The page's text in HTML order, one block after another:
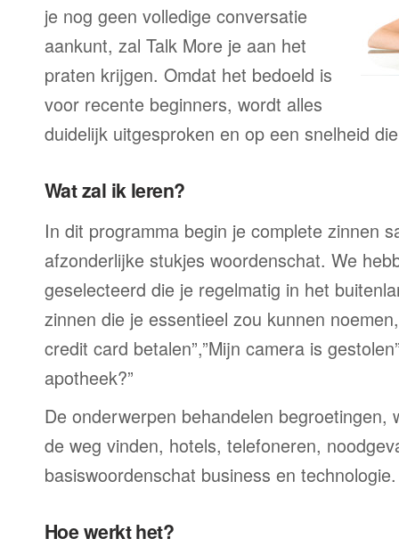
je nog geen volledige conversatie
aankunt, zal Talk More je aan het
praten krijgen. Omdat het bedoeld is
voor recente beginners, wordt alles
duidelijk uitgesproken en op een snelheid
Wat zal ik leren?
In dit programma begin je complete zinnen
afzonderlijke stukjes woordenschat. We
geselecteerd die je regelmatig in het
zinnen die je essentieel zou kunnen
credit card betalen”,”Mijn camera is
apotheek?”
De onderwerpen behandelen begroetingen,
de weg vinden, hotels, telefoneren,
basiswoordenschat business en technologie.
Hoe werkt het?